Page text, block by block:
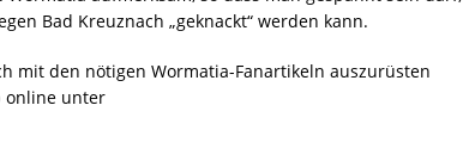
Bad Kreuznach „geknackt“ werden kann.
mit den nötigen Wormatia-Fanartikeln auszurüsten
online unter